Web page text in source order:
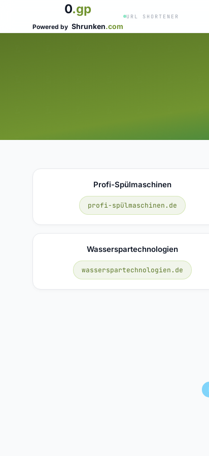
0.gp
Powered by Shrunken.com
URL SHORTENER
Profi-Spülmaschinen
profi-spülmaschinen.de
Wasserspartechnologien
wasserspartechnologien.de